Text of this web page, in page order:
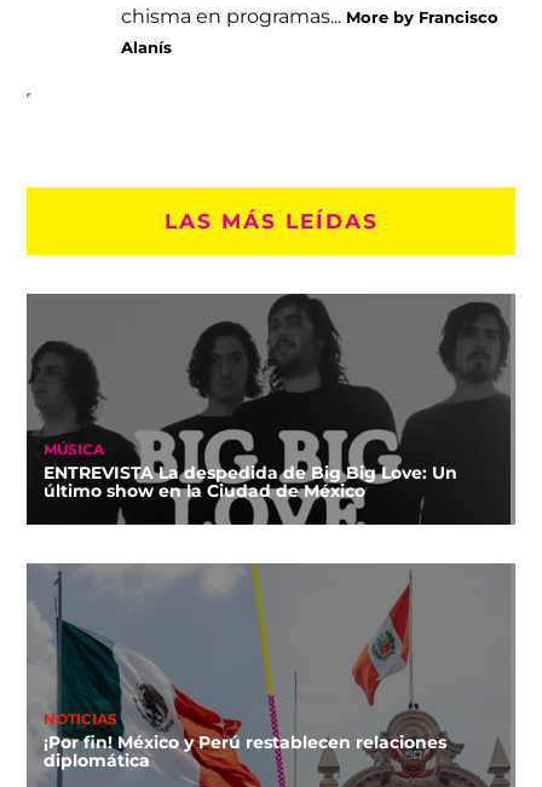
chisma en programas... More by Francisco
Alanís
LAS MÁS LEÍDAS
MÚSICA
ENTREVISTA La despedida de Big Big Love: Un
último show en la Ciudad de México
NOTICIAS
¡Por fin! México y Perú restablecen relaciones
diplomática